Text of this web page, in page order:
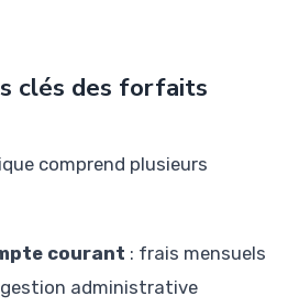
clés des forfaits
comprend plusieurs
courant : frais mensuels
administrative